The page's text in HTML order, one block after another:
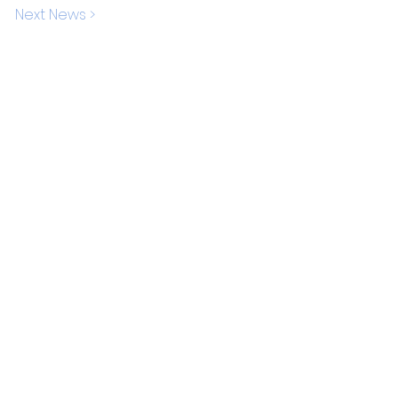
Next News >